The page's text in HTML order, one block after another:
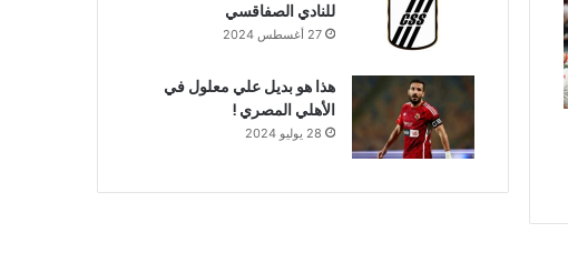
للنادي الصفاقسي
27 أغسطس 2024
هذا هو بديل علي معلول في
الأهلي المصري !
28 يوليو 2024